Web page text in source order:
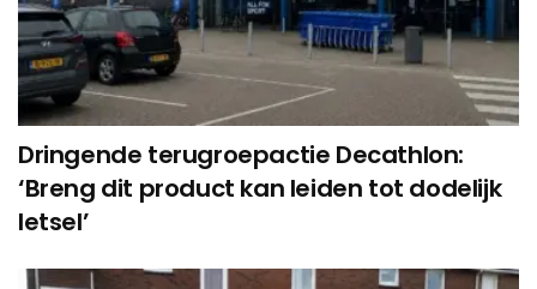
Dringende terugroepactie Decathlon:
‘Breng dit product kan leiden tot dodelijk
letsel’